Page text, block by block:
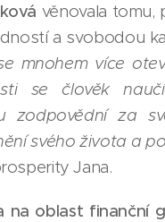
věnovala tomu,
a svobodou
mnohem více
se člověk
zodpovědní za
svého života a
Jana.
na oblast finanční